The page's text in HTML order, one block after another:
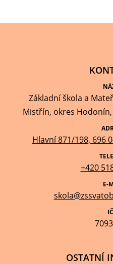
Základní škola a
Mistřín, okres
Hlavní 871/198, 696
+420
E-
OSTATNÍ